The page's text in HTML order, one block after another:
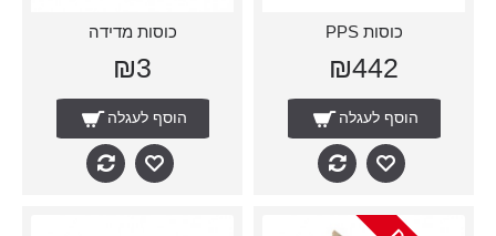
כוסות PPS
₪442
הוסף לעגלה
כוסות מדידה
₪3
הוסף לעגלה